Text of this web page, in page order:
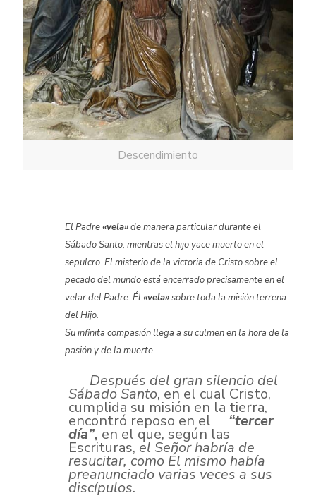
Descendimiento
El Padre«vela»de manera particular durante el
Sábado Santo, mientras el hijo yace muerto en el
sepulcro. El misterio de la victoria de Cristo sobre el
pecado del mundo está encerrado precisamente en el
velar del Padre. Él«vela»sobre toda la misión terrena
del Hijo.
Su infinita compasión llega a su culmen en la hora de la
pasión y de la muerte.
Después del gran silencio del
Sábado Santo, en el cual Cristo,
cumplida su misión en la tierra,
encontró reposo en el “tercer
día”, en el que, según las
Escrituras, el Señor habría de
resucitar, como Él mismo había
preanunciado varias veces a sus
discípulos.